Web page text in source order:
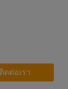
ติดต่อเรา